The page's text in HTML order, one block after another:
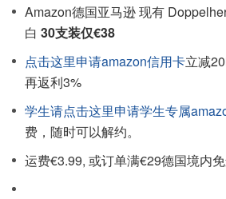
Amazon德国亚马逊 现有
白 30支装仅€38
点击这里申请amazon信用卡立减
再返利3%
学生请点击这里申请学生专属
费，随时可以解约。
运费€3.99, 或订单满€29德国境内免